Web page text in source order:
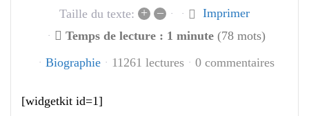
Taille du texte: + –
Imprimer
Temps de lecture : 1 minute (78 mots)
Biographie
11261 lectures 0 commentaires
[widgetkit id=1]